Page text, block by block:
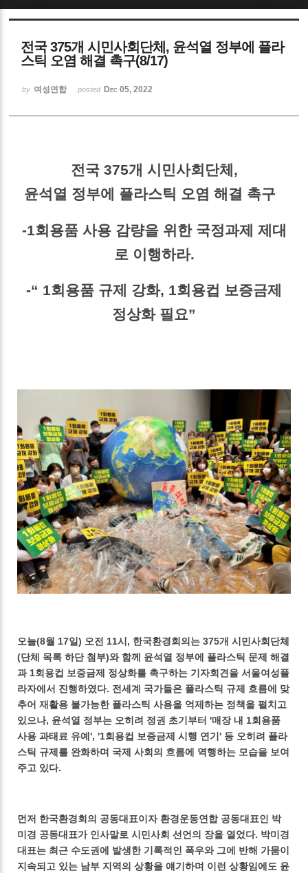
전국 375개 시민사회단체, 윤석열 정부에 플라
스틱 오염 해결 촉구(8/17)
by 여성연합 posted Dec 05, 2022
전국 375개 시민사회단체,
윤석열 정부에 플라스틱 오염 해결 촉구
-1회용품 사용 감량을 위한 국정과제 제대
로 이행하라.
-“ 1회용품 규제 강화, 1회용컵 보증금제
정상화 필요”
오늘(8월 17일) 오전 11시, 한국환경회의는 375개 시민사회단체
(단체 목록 하단 첨부)와 함께 윤석열 정부에 플라스틱 문제 해결
과 1회용컵 보증금제 정상화를 촉구하는 기자회견을 서울여성플
라자에서 진행하였다. 전세계 국가들은 플라스틱 규제 흐름에 맞
추어 재활용 불가능한 플라스틱 사용을 억제하는 정책을 펼치고
있으나, 윤석열 정부는 오히려 정권 초기부터 '매장 내 1회용품
사용 과태료 유예', '1회용컵 보증금제 시행 연기' 등 오히려 플라
스틱 규제를 완화하며 국제 사회의 흐름에 역행하는 모습을 보여
주고 있다.
먼저 한국환경회의 공동대표이자 환경운동연합 공동대표인 박
미경 공동대표가 인사말로 시민사회 선언의 장을 열었다. 박미경
대표는 최근 수도권에 발생한 기록적인 폭우와 그에 반해 가뭄이
지속되고 있는 남부 지역의 상황을 얘기하며 이런 상황임에도 윤
Sketchbook5, 스케치북5
Sketchbook5, 스케치북5